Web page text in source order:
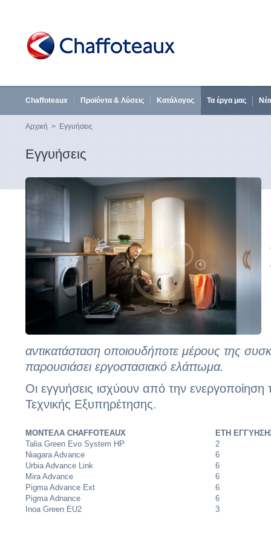
Chaffoteaux Προϊόντα & Λύσεις Κατάλογος Τα έργα μας Νέα
Αρχική > Εγγυήσεις
Εγγυήσεις
αντικατάσταση οποιουδήποτε μέρους της
παρουσιάσει εργοστασιακό ελάττωμα.
Οι εγγυήσεις ισχύουν από την ενεργοποίηση
Τεχνικής Εξυπηρέτησης.
ΜΟΝΤΕΛΑ CHAFFOTEAUX
ΕΤΗ
Talia Green Evo System HP
2
Niagara Advance
6
Urbia Advance Link
6
Mira Advance
6
Pigma Advance Ext
6
Pigma Adnance
6
Inoa Green EU2
3